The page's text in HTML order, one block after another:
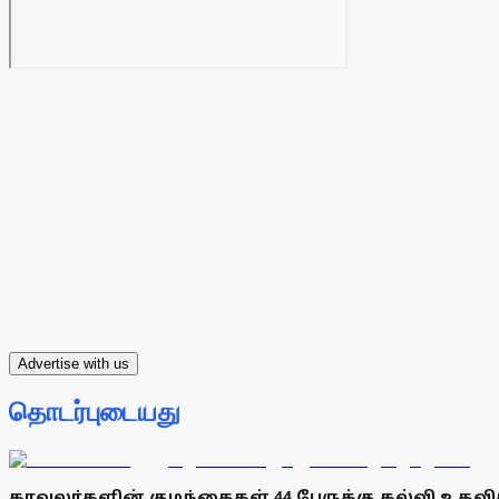
Advertise with us
தொடர்புடையது